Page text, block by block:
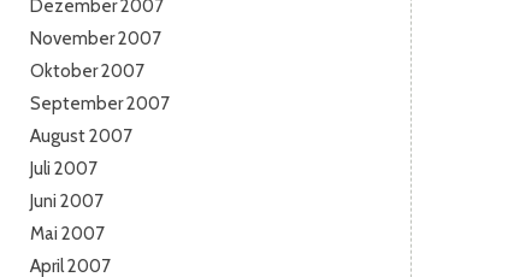
Dezember 2007
November 2007
Oktober 2007
September 2007
August 2007
Juli 2007
Juni 2007
Mai 2007
April 2007